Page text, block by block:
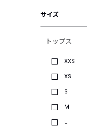
サイズ
トップス
XXS
XS
S
M
L